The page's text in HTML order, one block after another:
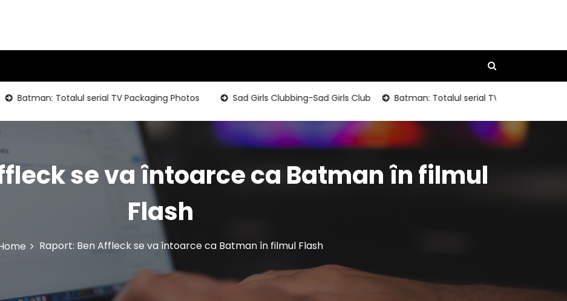
Batman: Totalul serial TV Packaging Photos Sad Girls Clubbing-Sad Girls Club Batman: Totalul serial TV Packaging Photos
se va întoarce ca Batman în filmul
Flash
Raport: Ben Affleck se va întoarce ca Batman în filmul Flash